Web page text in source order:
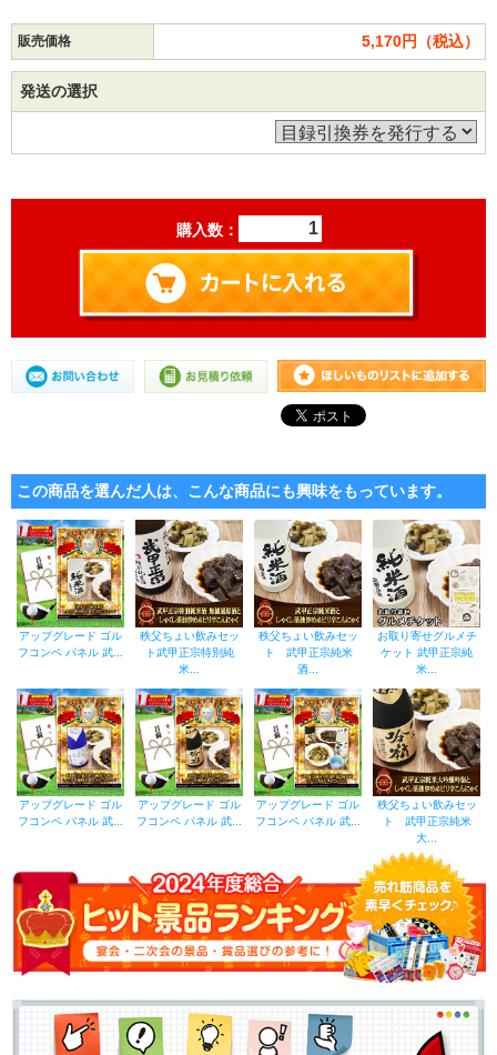
販売価格 5,170円（税込）
発送の選択
購入数：
この商品を選んだ人は、こんな商品にも興味をもっています。
アップグレード ゴル
フコンペ パネル 武...
秩父ちょい飲みセッ
ト武甲正宗特別純
米...
秩父ちょい飲みセッ
ト 武甲正宗純米
酒...
お取り寄せグルメチ
ケット 武甲正宗純
米...
アップグレード ゴル
フコンペ パネル 武...
アップグレード ゴル
フコンペ パネル 武...
アップグレード ゴル
フコンペ パネル 武...
秩父ちょい飲みセッ
ト 武甲正宗純米
大...